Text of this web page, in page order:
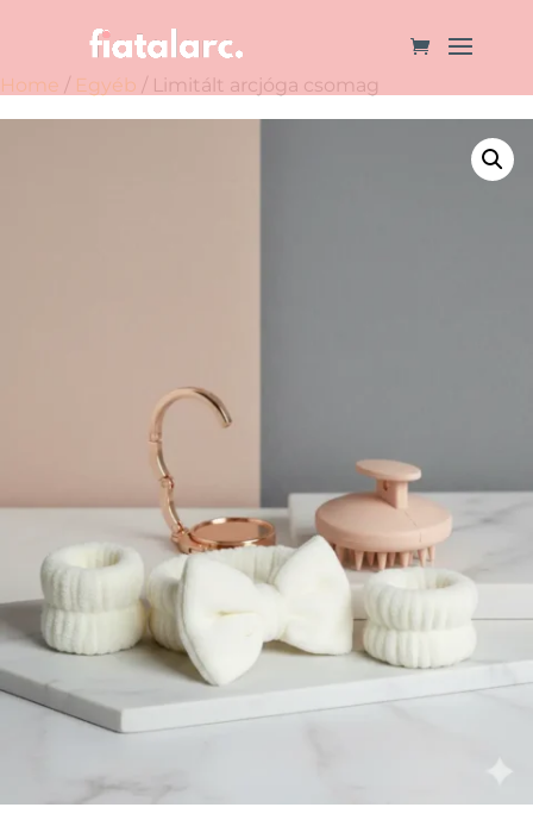
Home / Egyéb / Limitált arcjóga csomag